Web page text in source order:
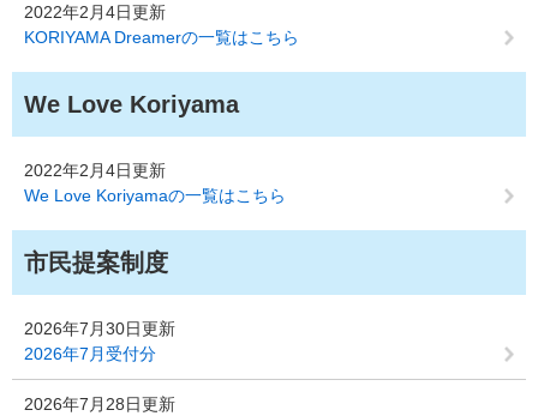
2022年2月4日更新
KORIYAMA Dreamerの一覧はこちら
We Love Koriyama
2022年2月4日更新
We Love Koriyamaの一覧はこちら
市民提案制度
2026年7月30日更新
2026年7月受付分
2026年7月28日更新